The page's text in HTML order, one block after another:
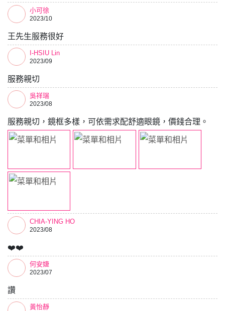
小可徐
2023/10
王先生服務很好
I-HSIU Lin
2023/09
服務親切
吳祥瑞
2023/08
服務親切，鏡框多樣，可依需求配舒適眼鏡，價錢合理。
CHIA-YING HO
2023/08
❤️❤️
何安婕
2023/07
讚
黃怡靜